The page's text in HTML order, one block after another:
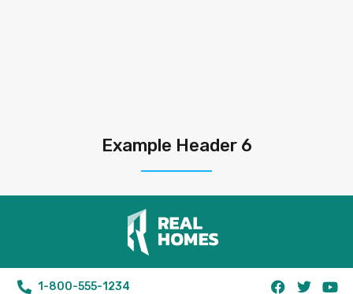
Example Header 6
1-800-555-1234